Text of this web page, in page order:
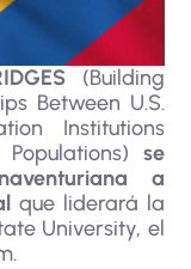
(Building
Between U.S.
Institutions
se
a
que liderará la
University, el